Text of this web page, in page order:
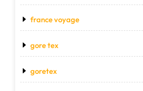
france voyage
gore tex
goretex